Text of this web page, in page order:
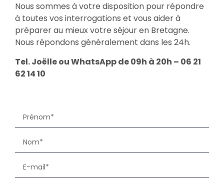
Nous sommes à votre disposition pour répondre
à toutes vos interrogations et vous aider à
préparer au mieux votre séjour en Bretagne.
Nous répondons généralement dans les 24h.
Tel. Joëlle ou WhatsApp de 09h à 20h – 06 21
62 14 10